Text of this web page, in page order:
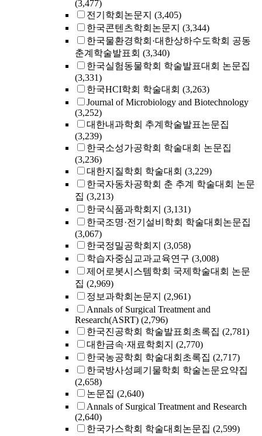
(3,477)
전기학회논문지 (3,405)
한국콘텐츠학회논문지 (3,344)
한국물환경학회·대한상하수도학회 공동
춘계학술발표회 (3,340)
한국실험동물학회 학술발표대회 논문집
(3,331)
한국HCI학회 학술대회 (3,263)
Journal of Microbiology and Biotechnology
(3,252)
대한내과학회 추계학술발표논문집
(3,239)
한국소성가공학회 학술대회 논문집
(3,236)
대한지질학회 학술대회 (3,229)
한국자동차공학회 춘 추계 학술대회 논문
집 (3,213)
한국식품과학회지 (3,131)
한국조명·전기설비학회 학술대회논문집
(3,067)
한국정밀공학회지 (3,058)
학습자중심교과교육연구 (3,008)
제어로봇시스템학회 국제학술대회 논문
집 (2,969)
정보과학회논문지 (2,961)
Annals of Surgical Treatment and
Research(ASRT) (2,796)
한국진공학회 학술발표회초록집 (2,781)
대한금속·재료학회지 (2,770)
한국농공학회 학술대회초록집 (2,717)
한국방사성폐기물학회 학술논문요약집
(2,658)
논문집 (2,640)
Annals of Surgical Treatment and Research
(2,640)
한국가스학회 학술대회논문집 (2,599)